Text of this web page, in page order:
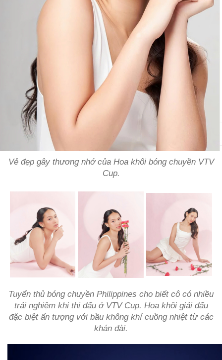
Vẻ đẹp gây thương nhớ của Hoa khôi bóng chuyền VTV
Cup.
Tuyển thủ bóng chuyền Philippines cho biết cô có nhiều
trải nghiệm khi thi đấu ở VTV Cup. Hoa khôi giải đấu
đặc biệt ấn tượng với bầu không khí cuồng nhiệt từ các
khán đài.